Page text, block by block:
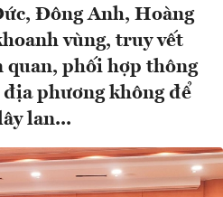
Đông Anh, Hoàng
vùng, truy vết
quan, phối hợp thông
phương không để
lan...